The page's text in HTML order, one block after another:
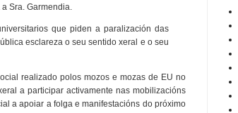
Sra. Garmendia.
que piden a paralización das
esclareza o seu sentido xeral e o seu
realizado polos mozos e mozas de EU no
a participar activamente nas mobilizacións
a apoiar a folga e manifestacións do próximo